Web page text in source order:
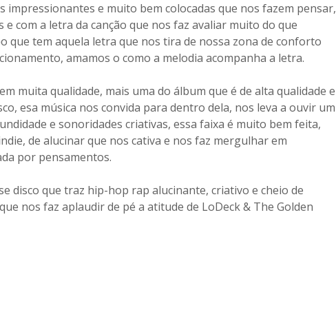
e muito bem colocadas que nos fazem pensar,
com a letra da canção que nos faz avaliar muito do que
que tem aquela letra que nos tira de nossa zona de conforto
amamos o como a melodia acompanha a letra.
muita qualidade, mais uma do álbum que é de alta qualidade e
esa música nos convida para dentro dela, nos leva a ouvir um
e sonoridades criativas, essa faixa é muito bem feita,
de alucinar que nos cativa e nos faz mergulhar em
por pensamentos.
disco que traz hip-hop rap alucinante, criativo e cheio de
nos faz aplaudir de pé a atitude de LoDeck & The Golden